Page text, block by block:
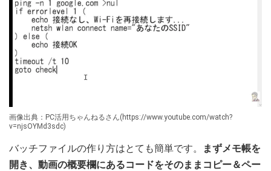
画像出典：PC活用ちゃんねるさん(https://www.youtube.com/watch?
v=njsOYMd3sdc)
バッチファイルの作り方はとても簡単です。
まずメモ帳を
開き、動画の概要欄にあるコードをそのままコピー＆ペー